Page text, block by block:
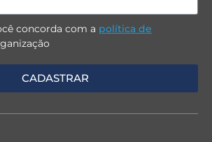
concorda com a política de